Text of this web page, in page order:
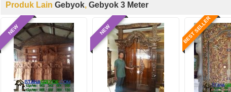
Produk Lain Gebyok, Gebyok 3 Meter
NEW NEW BEST SELLER